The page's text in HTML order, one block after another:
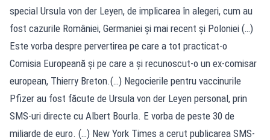
special Ursula von der Leyen, de implicarea în alegeri, cum au
fost cazurile României, Germaniei și mai recent și Poloniei (…)
Este vorba despre pervertirea pe care a tot practicat-o
Comisia Europeană și pe care a și recunoscut-o un ex-comisar
european, Thierry Breton.(…) Negocierile pentru vaccinurile
Pfizer au fost făcute de Ursula von der Leyen personal, prin
SMS-uri directe cu Albert Bourla. E vorba de peste 30 de
miliarde de euro. (…) New York Times a cerut publicarea SMS-